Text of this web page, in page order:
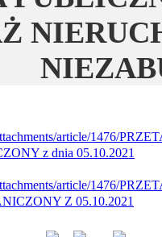
z dnia 05.10.2021
Z 05.10.2021